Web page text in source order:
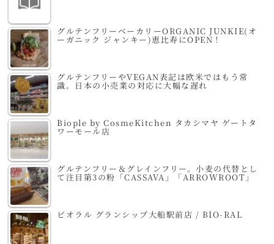
グルテンフリーベーカリーORGANIC JUNKIE(オ
ーガニック ジャンキー)恵比寿にOPEN！
グルテンフリーやVEGAN表記は欧米ではもう常
識。日本の小売業の対応に大幅な遅れ
Biople by CosmeKitchen タカシマヤ ゲートタ
ワーモール店
グルテンフリー＆グレインフリー。小麦の代替とし
て注目第3の粉「CASSAVA」「ARROWROOT」
ビオラル グランシップ大船駅前店 / BIO-RAL